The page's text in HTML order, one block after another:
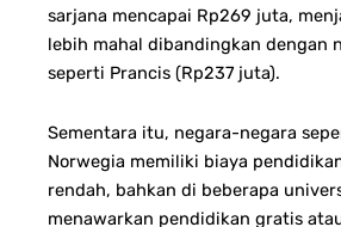
sarjana mencapai Rp269 juta,
lebih mahal dibandingkan dengan
seperti Prancis (Rp237 juta).
Sementara itu, negara-negara
Norwegia memiliki biaya
rendah, bahkan di beberapa
menawarkan pendidikan gratis